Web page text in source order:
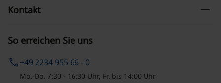
So erreichen Sie uns
phone+49 2234 955 66 - 0
Mo.-Do. 7:30 - 16:30 Uhr, Fr. bis 14:00 Uhr
Kontakt remove